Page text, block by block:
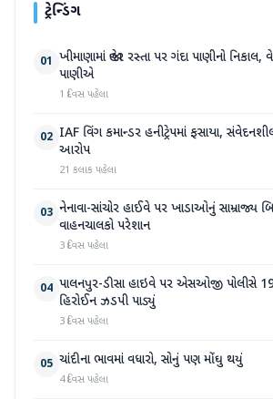
ટ્રેન્ડિંગ
01 ખીમાણામાં જાહેર રસ્તા પર ગંદા પાણીનો
પાણીએ
1 દિવસ પહેલા
02 IAF વિંગ કમાન્ડર હનીટ્રેપમાં ફસાયા,
આરોપ
21 કલાક પહેલા
03 નેનાવા-સાંચોર હાઈવે પર ખાડાઓનું સામ્રાજ્ય
વાહનચાલકો પરેશાન
3 દિવસ પહેલા
04 પાલનપુર-ડીસા હાઇવે પર એસઓજી પોલીસે
હિરોઈન ઝડપી પાડ્યું
3 દિવસ પહેલા
05 ચાંદીના ભાવમાં વધારો, સોનું પણ મોંઘુ થયું
4 દિવસ પહેલા